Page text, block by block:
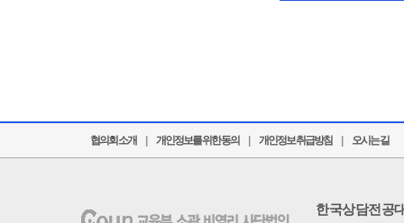
협의회 소개 개인정보를 위한 동의 개인정보 취급방침 오시는 길
한국상담전공